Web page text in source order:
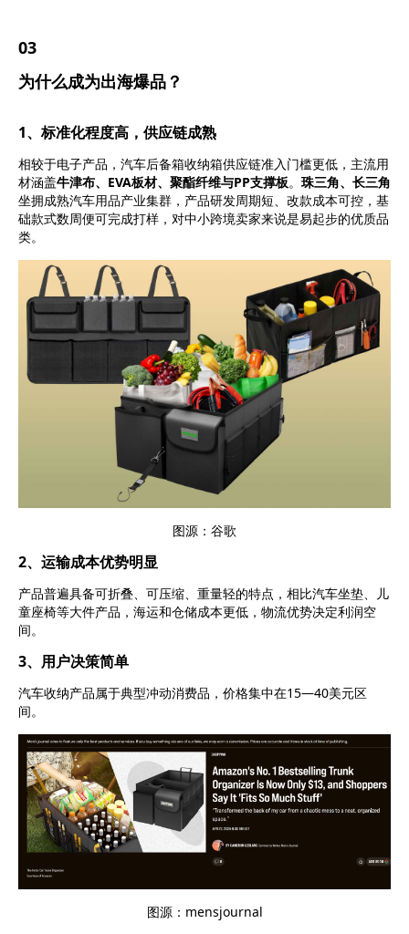
03
为什么成为出海爆品？
1、标准化程度高，供应链成熟
相较于电子产品，汽车后备箱收纳箱供应链准入门槛更低，主流用
材涵盖牛津布、 EVA板材、聚酯纤维与PP支撑板。 珠三角、长三角
坐拥成熟汽车用品产业集群，产品研发周期短、改款成本可控，基
础款式数周便可完成打样，对中小跨境卖家来说是易起步的优质品
类。
图源：谷歌
2、运输成本优势明显
产品普遍具备可折叠 可压缩 重量轻的特点 ， 相比汽车坐垫、儿
童座椅等大件产品，海运和仓储成本更低 ， 物流优势决定利润空
间。
3、用户决策简单
汽车收纳产品属于典型冲动消费品 ，价格集中在15—40美元区
间。
图源： mensjournal